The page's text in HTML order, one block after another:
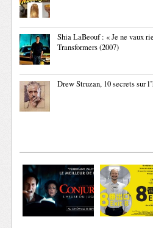
Shia LaBeouf : « Je ne vaux
Transformers (2007)
Drew Struzan, 10 secrets sur